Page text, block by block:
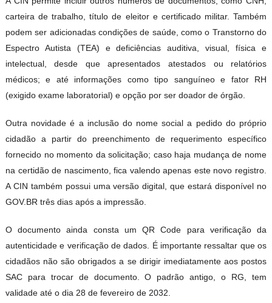
carteira de trabalho, título de eleitor e certificado militar. Também
podem ser adicionadas condições de saúde, como o Transtorno do
Espectro Autista (TEA) e deficiências auditiva, visual, física e
intelectual, desde que apresentados atestados ou relatórios
médicos; e até informações como tipo sanguíneo e fator RH
(exigido exame laboratorial) e opção por ser doador de órgão.
Outra novidade é a inclusão do nome social a pedido do próprio
cidadão a partir do preenchimento de requerimento específico
fornecido no momento da solicitação; caso haja mudança de nome
na certidão de nascimento, fica valendo apenas este novo registro.
A CIN também possui uma versão digital, que estará disponível no
GOV.BR três dias após a impressão.
O documento ainda consta um QR Code para verificação da
autenticidade e verificação de dados. É importante ressaltar que os
cidadãos não são obrigados a se dirigir imediatamente aos postos
SAC para trocar de documento. O padrão antigo, o RG, tem
validade até o dia 28 de fevereiro de 2032.